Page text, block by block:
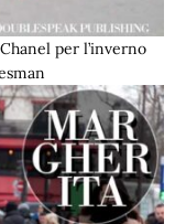
per l’inverno